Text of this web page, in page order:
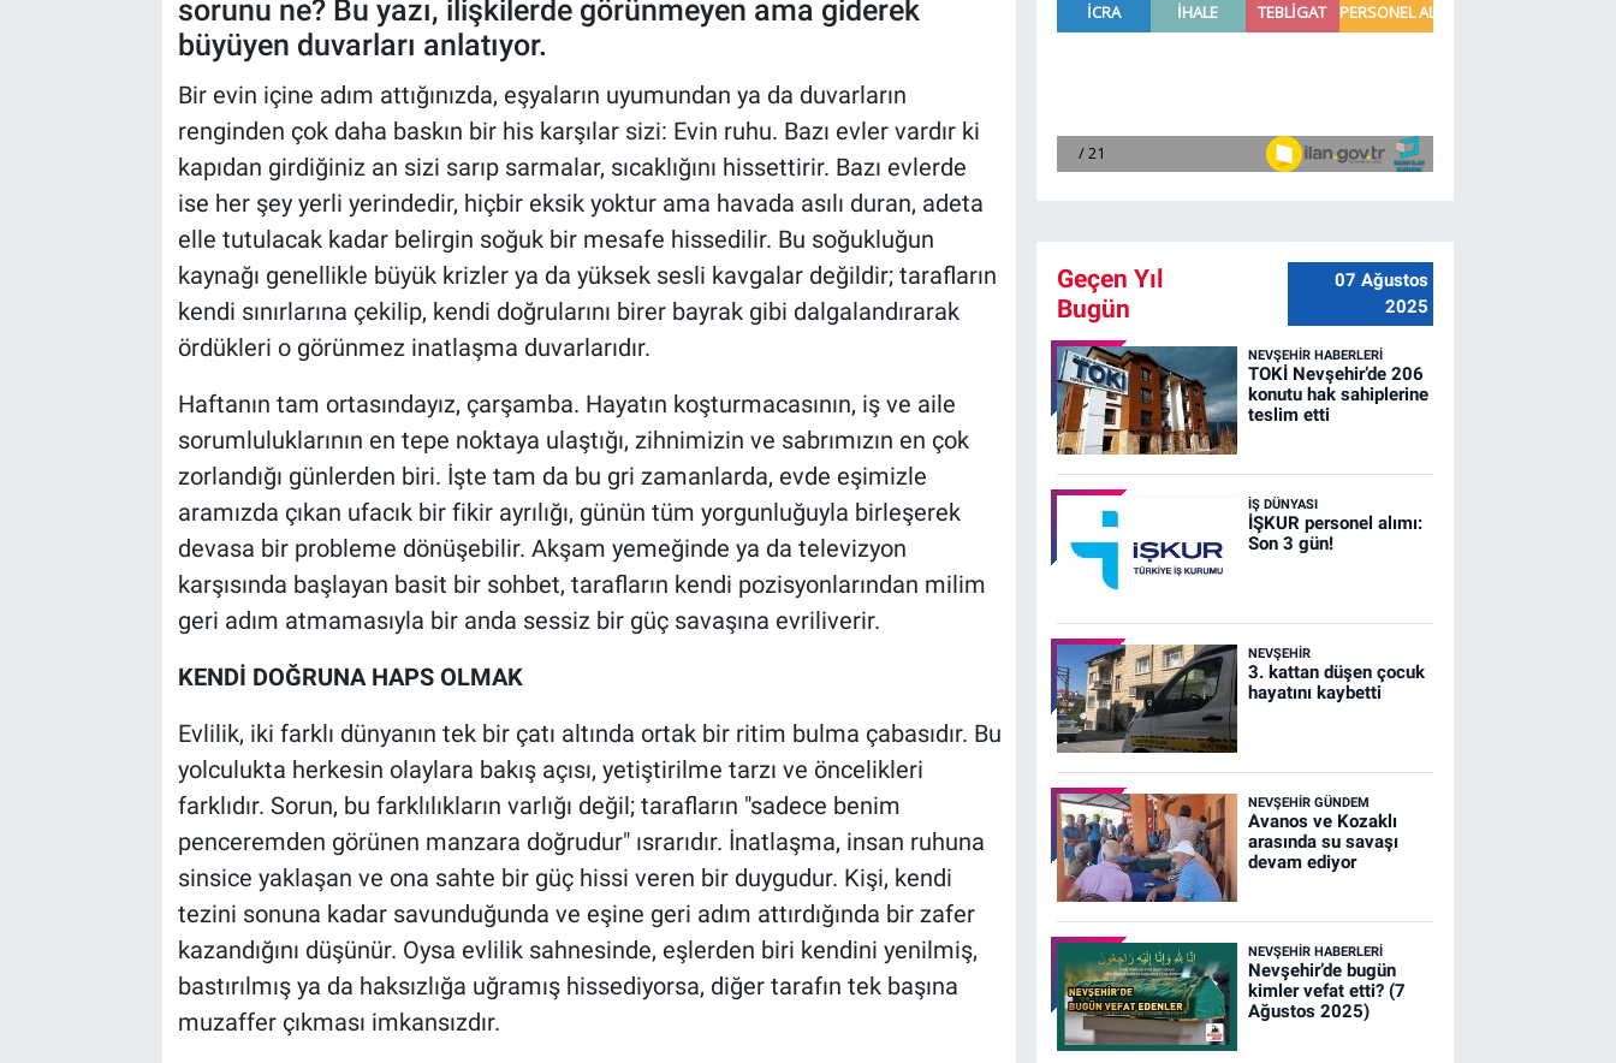
sorunu ne? Bu yazı, ilişkilerde görünmeyen ama giderek
büyüyen duvarları anlatıyor.
Bir evin içine adım attığınızda, eşyaların uyumundan ya da duvarların
renginden çok daha baskın bir his karşılar sizi: Evin ruhu. Bazı evler vardır ki
kapıdan girdiğiniz an sizi sarıp sarmalar, sıcaklığını hissettirir. Bazı evlerde
ise her şey yerli yerindedir, hiçbir eksik yoktur ama havada asılı duran, adeta
elle tutulacak kadar belirgin soğuk bir mesafe hissedilir. Bu soğukluğun
kaynağı genellikle büyük krizler ya da yüksek sesli kavgalar değildir; tarafların
kendi sınırlarına çekilip, kendi doğrularını birer bayrak gibi dalgalandırarak
ördükleri o görünmez inatlaşma duvarlarıdır.
Haftanın tam ortasındayız, çarşamba. Hayatın koşturmacasının, iş ve aile
sorumluluklarının en tepe noktaya ulaştığı, zihnimizin ve sabrımızın en çok
zorlandığı günlerden biri. İşte tam da bu gri zamanlarda, evde eşimizle
aramızda çıkan ufacık bir fikir ayrılığı, günün tüm yorgunluğuyla birleşerek
devasa bir probleme dönüşebilir. Akşam yemeğinde ya da televizyon
karşısında başlayan basit bir sohbet, tarafların kendi pozisyonlarından milim
geri adım atmamasıyla bir anda sessiz bir güç savaşına evriliverir.
KENDİ DOĞRUNA HAPS OLMAK
Evlilik, iki farklı dünyanın tek bir çatı altında ortak bir ritim bulma çabasıdır. Bu
yolculukta herkesin olaylara bakış açısı, yetiştirilme tarzı ve öncelikleri
farklıdır. Sorun, bu farklılıkların varlığı değil; tarafların "sadece benim
penceremden görünen manzara doğrudur" ısrarıdır. İnatlaşma, insan ruhuna
sinsice yaklaşan ve ona sahte bir güç hissi veren bir duygudur. Kişi, kendi
tezini sonuna kadar savunduğunda ve eşine geri adım attırdığında bir zafer
kazandığını düşünür. Oysa evlilik sahnesinde, eşlerden biri kendini yenilmiş,
bastırılmış ya da haksızlığa uğramış hissediyorsa, diğer tarafın tek başına
muzaffer çıkması imkansızdır.
Geçen Yıl
Bugün
07 Ağustos
2025
NEVŞEHIR HABERLERI
TOKİ Nevşehir’de 206
konutu hak sahiplerine
teslim etti
İŞ DÜNYASI
İŞKUR personel alımı:
Son 3 gün!
NEVŞEHIR
3. kattan düşen çocuk
hayatını kaybetti
NEVŞEHIR GÜNDEM
Avanos ve Kozaklı
arasında su savaşı
devam ediyor
NEVŞEHIR HABERLERI
Nevşehir’de bugün
kimler vefat etti? (7
Ağustos 2025)